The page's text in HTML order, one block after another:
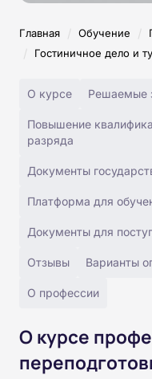
Главная / Обучение /
/ Гостиничное дело и
О курсе Решаемые
Повышение
разряда
Документы
Платформа для
Документы для
Отзывы Варианты
О профессии
О курсе